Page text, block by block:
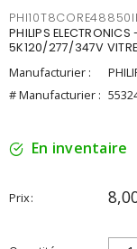
PHILIPS
5K120/277/347V VITRE
Manufacturier :
# Manufacturier :
En inventaire
Prix